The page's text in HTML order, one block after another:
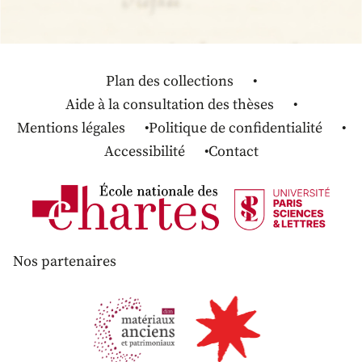
Plan des collections
Aide à la consultation des thèses
Mentions légales
Politique de confidentialité
Accessibilité
Contact
Nos partenaires